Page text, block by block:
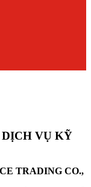
VỤ KỸ
TRADING CO.,